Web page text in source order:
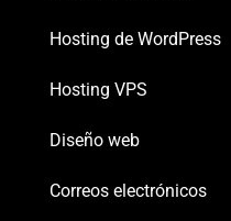
Hosting de WordPress
Hosting VPS
Diseño web
Correos electrónicos